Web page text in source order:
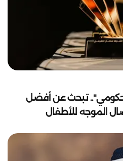
تبحث عن أفضل
الموجه للأطفال